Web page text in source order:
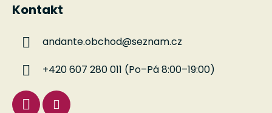
Kontakt
andante.obchod@seznam.cz
+420 607 280 011 (Po–Pá 8:00–19:00)